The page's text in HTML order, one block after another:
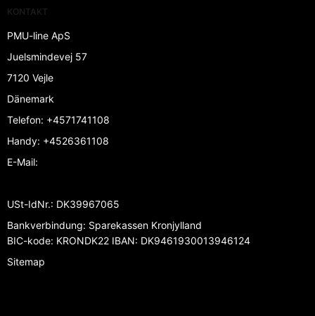
KONTAKT
PMU-line ApS
Juelsmindevej 57
7120 Vejle
Dänemark
Telefon: +4571741108
Handy: +4526361108
E-Mail:
USt-IdNr.: DK39967065
Bankverbindung: Sparekassen Kronjylland
BIC-kode: KRONDK22 IBAN: DK9461930013946124
Sitemap